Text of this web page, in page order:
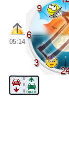
05:14